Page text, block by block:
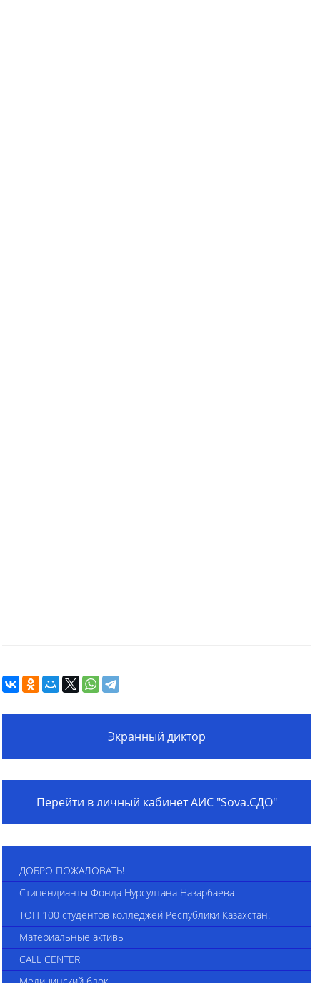
Экранный диктор
Перейти в личный кабинет АИС "Sova.СДО"
ДОБРО ПОЖАЛОВАТЬ!
Стипендианты Фонда Нурсултана Назарбаева
ТОП 100 студентов колледжей Республики Казахстан!
Материальные активы
CALL CENTER